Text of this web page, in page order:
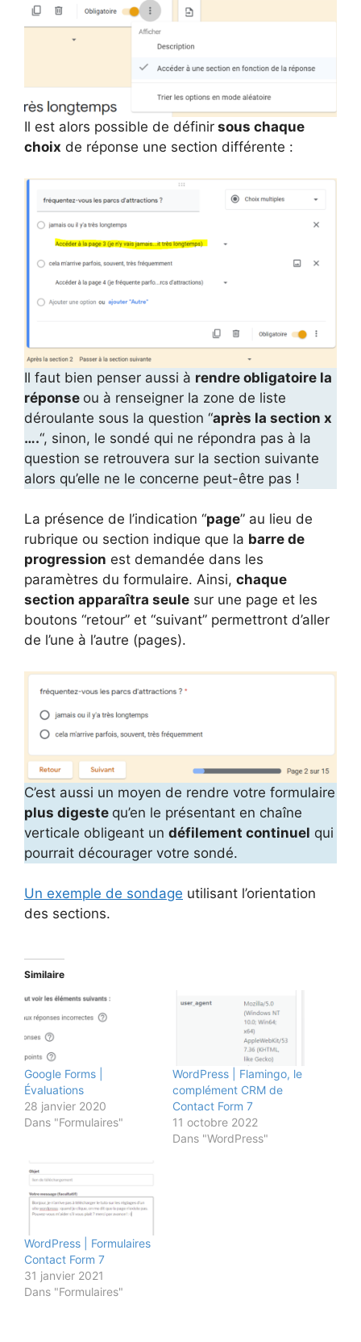
Il est alors possible de définir sous chaque
choix de réponse une section différente :
Il faut bien penser aussi à rendre obligatoire la
réponse ou à renseigner la zone de liste
déroulante sous la question “après la section x
….“, sinon, le sondé qui ne répondra pas à la
question se retrouvera sur la section suivante
alors qu’elle ne le concerne peut-être pas !
La présence de l’indication “page” au lieu de
rubrique ou section indique que la barre de
progression est demandée dans les
paramètres du formulaire. Ainsi, chaque
section apparaîtra seule sur une page et les
boutons “retour” et “suivant” permettront d’aller
de l’une à l’autre (pages).
C’est aussi un moyen de rendre votre formulaire
plus digeste qu’en le présentant en chaîne
verticale obligeant un défilement continuel qui
pourrait décourager votre sondé.
Un exemple de sondage utilisant l’orientation
des sections.
Similaire
Google Forms |
Évaluations
28 janvier 2020
Dans "Formulaires"
WordPress | Flamingo, le
complément CRM de
Contact Form 7
11 octobre 2022
Dans "WordPress"
WordPress | Formulaires
Contact Form 7
31 janvier 2021
Dans "Formulaires"